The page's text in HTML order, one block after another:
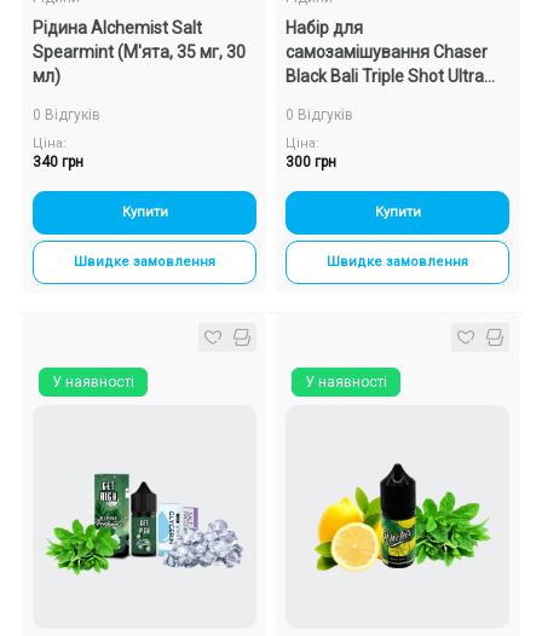
Рідина Alchemist Salt
Spearmint (М'ята, 35 мг, 30
мл)
0 Відгуків
Ціна:
340 грн
Купити
Швидке замовлення
Набір для
самозамішування Chaser
Black Bali Triple Shot Ultra
мл)
0 Відгуків
Ціна:
300 грн
Купити
Швидке замовлення
У наявності У наявності